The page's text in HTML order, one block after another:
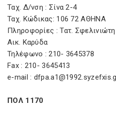
Ταχ. Δ/νση : Σίνα 2-4
Ταχ. Κώδικας: 106 72 ΑΘΗΝΑ
Πληροφορίες : Τατ. Σφελινιώτη
Αικ. Καρύδα
Τηλέφωνο : 210- 3645378
Fax : 210- 3645413
e-mail :
ΠΟΛ 1170